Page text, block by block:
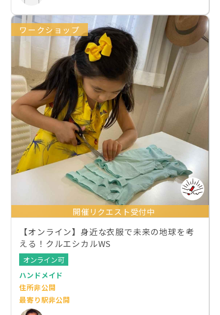
ワークショップ
開催リクエスト受付中
【オンライン】身近な衣服で未来の地球を考
える！クルエシカルWS
オンライン可
ハンドメイド
住所非公開
最寄り駅非公開